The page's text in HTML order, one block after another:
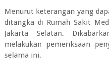
Menurut keterangan yang
ditangka di Rumah Sakit
Jakarta Selatan.
melakukan pemeriksaan
selama ini.